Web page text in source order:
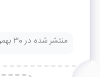
منتشر شده در 30 بهمن